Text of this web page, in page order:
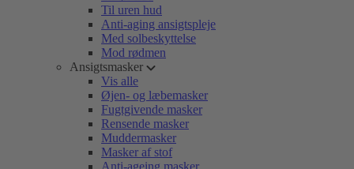
Til uren hud
Anti-aging ansigtspleje
Med solbeskyttelse
Mod rødmen
Ansigtsmasker
Vis alle
Øjen- og læbemasker
Fugtgivende masker
Rensende masker
Muddermasker
Masker af stof
Anti-ageing masker